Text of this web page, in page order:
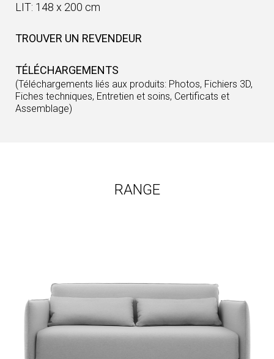
LIT: 148 x 200 cm
TROUVER UN REVENDEUR
TÉLÉCHARGEMENTS
(Téléchargements liés aux produits: Photos, Fichiers 3D,
Fiches techniques, Entretien et soins, Certificats et
Assemblage)
RANGE